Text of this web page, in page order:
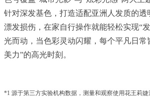
针对深发基色，打造适配亚洲人发质的透
漂发损伤，在家自行操作就能轻松实现“
光而动，当色彩灵动闪耀，每个平凡日常
美力”的高光时刻。
*1 源于第三方实验机构数据，测量和观察使用花王莉